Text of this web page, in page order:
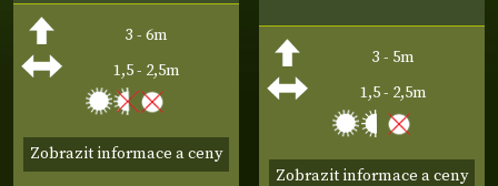
3 - 6m
1,5 - 2,5m
Zobrazit informace a ceny
3 - 5m
1,5 - 2,5m
Zobrazit informace a ceny